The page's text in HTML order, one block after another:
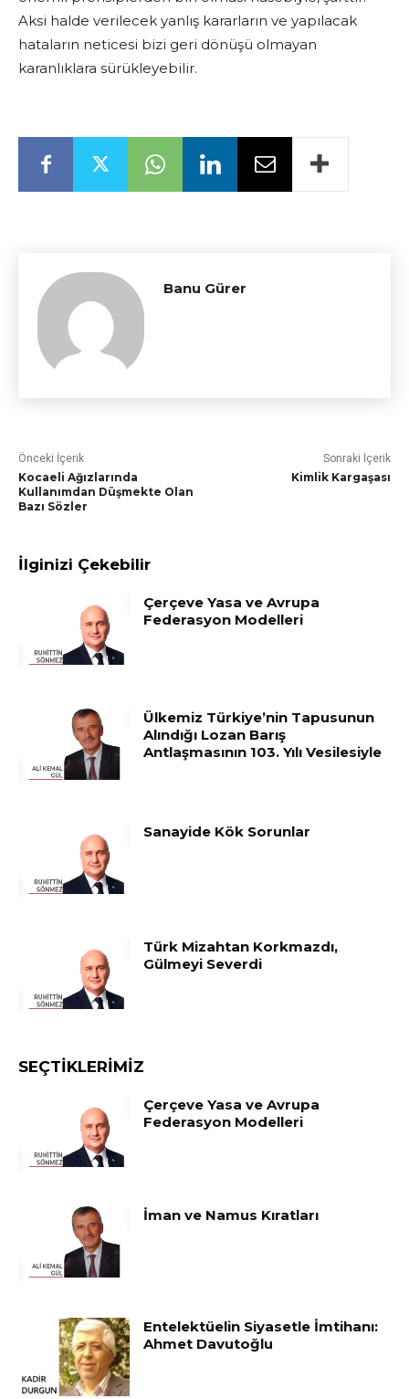
Aksi halde verilecek yanlış kararların ve yapılacak
hataların neticesi bizi geri dönüşü olmayan
karanlıklara sürükleyebilir.
Banu Gürer
Önceki İçerik
Kocaeli Ağızlarında
Kullanımdan Düşmekte Olan
Bazı Sözler
Sonraki İçerik
Kimlik Kargaşası
İlginizi Çekebilir
Çerçeve Yasa ve Avrupa
Federasyon Modelleri
Ülkemiz Türkiye’nin Tapusunun
Alındığı Lozan Barış
Antlaşmasının 103. Yılı Vesilesiyle
Sanayide Kök Sorunlar
Türk Mizahtan Korkmazdı,
Gülmeyi Severdi
SEÇTIKLERIMIZ
Çerçeve Yasa ve Avrupa
Federasyon Modelleri
İman ve Namus Kıratları
Entelektüelin Siyasetle İmtihanı:
Ahmet Davutoğlu